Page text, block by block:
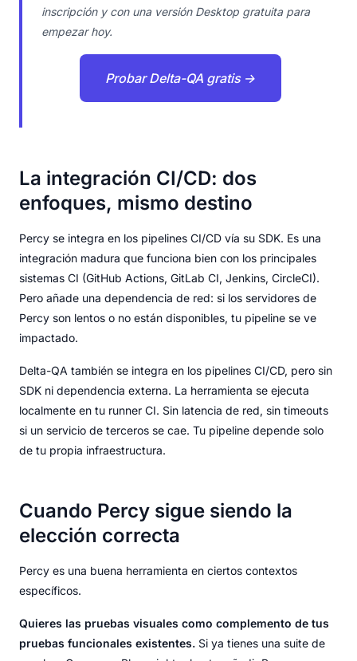
inscripción y con una versión Desktop gratuita para
empezar hoy.
Probar Delta-QA gratis →
La integración CI/CD: dos
enfoques, mismo destino
Percy se integra en los pipelines CI/CD vía su SDK. Es una
integración madura que funciona bien con los principales
sistemas CI (GitHub Actions, GitLab CI, Jenkins, CircleCI).
Pero añade una dependencia de red: si los servidores de
Percy son lentos o no están disponibles, tu pipeline se ve
impactado.
Delta-QA también se integra en los pipelines CI/CD, pero sin
SDK ni dependencia externa. La herramienta se ejecuta
localmente en tu runner CI. Sin latencia de red, sin timeouts
si un servicio de terceros se cae. Tu pipeline depende solo
de tu propia infraestructura.
Cuando Percy sigue siendo la
elección correcta
Percy es una buena herramienta en ciertos contextos
específicos.
Quieres las pruebas visuales como complemento de tus
pruebas funcionales existentes. Si ya tienes una suite de